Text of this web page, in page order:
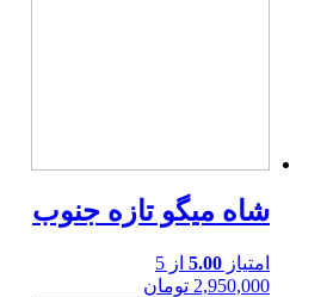
شاه میگو تازه جنوب
امتیاز 5.00 از 5
2,950,000 تومان